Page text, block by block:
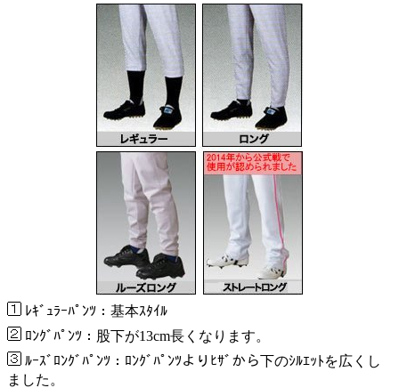
ﾚｷﾞｭﾗｰﾊﾟﾝﾂ：基本ｽﾀｲﾙ
ﾛﾝｸﾞﾊﾟﾝﾂ：股下が13cm長くなります。
ﾙｰｽﾞﾛﾝｸﾞﾊﾟﾝﾂ：ﾛﾝｸﾞﾊﾟﾝﾂよりﾋｻﾞから下のｼﾙｴｯﾄを広くし
ました。